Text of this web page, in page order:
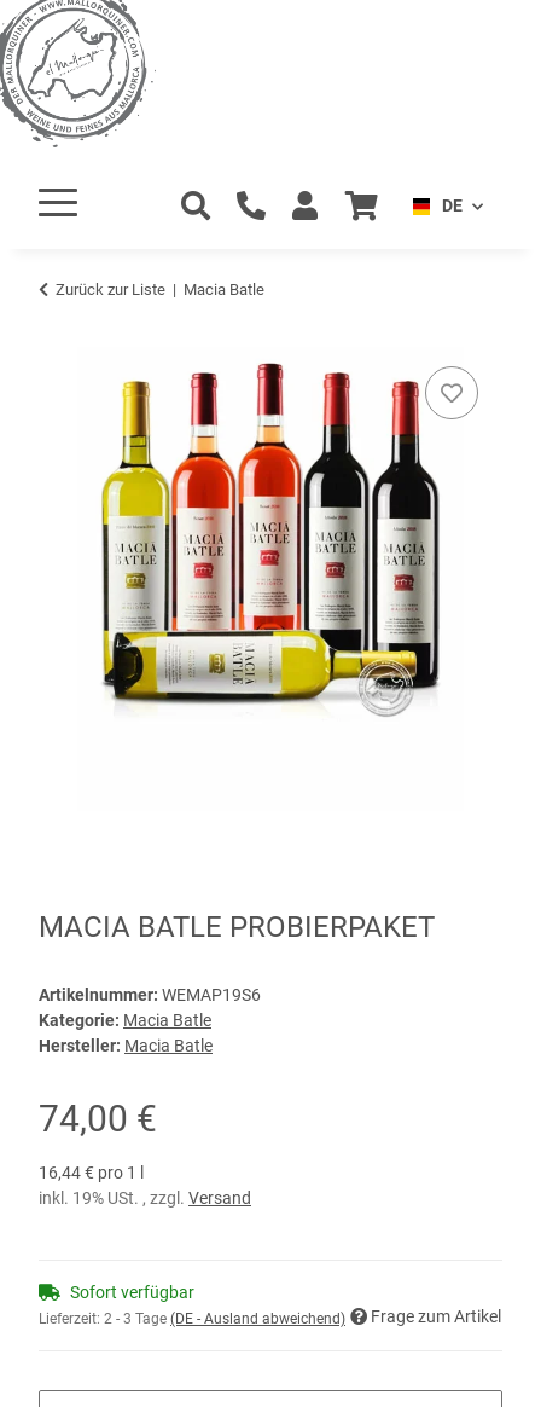
DE
Zurück zur Liste Macia Batle
MACIA BATLE PROBIERPAKET
Artikelnummer: WEMAP19S6
Kategorie: Macia Batle
Hersteller: Macia Batle
74,00 €
16,44 € pro 1 l
inkl. 19% USt. , zzgl. Versand
Sofort verfügbar
Lieferzeit: 2 - 3 Tage (DE - Ausland abweichend) Frage zum Artikel